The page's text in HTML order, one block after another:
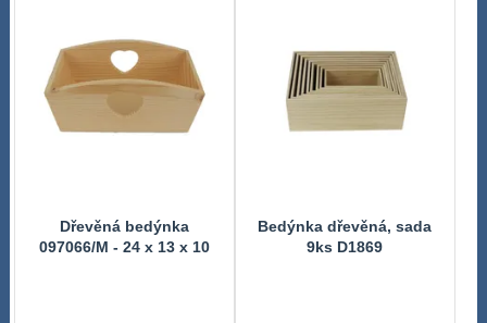
Dřevěná bedýnka
097066/M - 24 x 13 x 10
Bedýnka dřevěná, sada
9ks D1869